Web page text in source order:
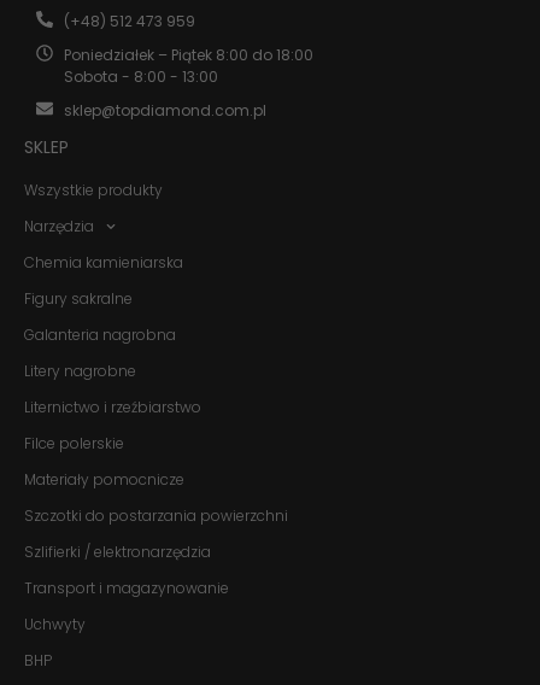
(+48) 512 473 959
Poniedziałek – Piątek 8:00 do 18:00
Sobota - 8:00 - 13:00
sklep@topdiamond.com.pl
SKLEP
Wszystkie produkty
Narzędzia
Chemia kamieniarska
Figury sakralne
Galanteria nagrobna
Litery nagrobne
Liternictwo i rzeźbiarstwo
Filce polerskie
Materiały pomocnicze
Szczotki do postarzania powierzchni
Szlifierki / elektronarzędzia
Transport i magazynowanie
Uchwyty
BHP